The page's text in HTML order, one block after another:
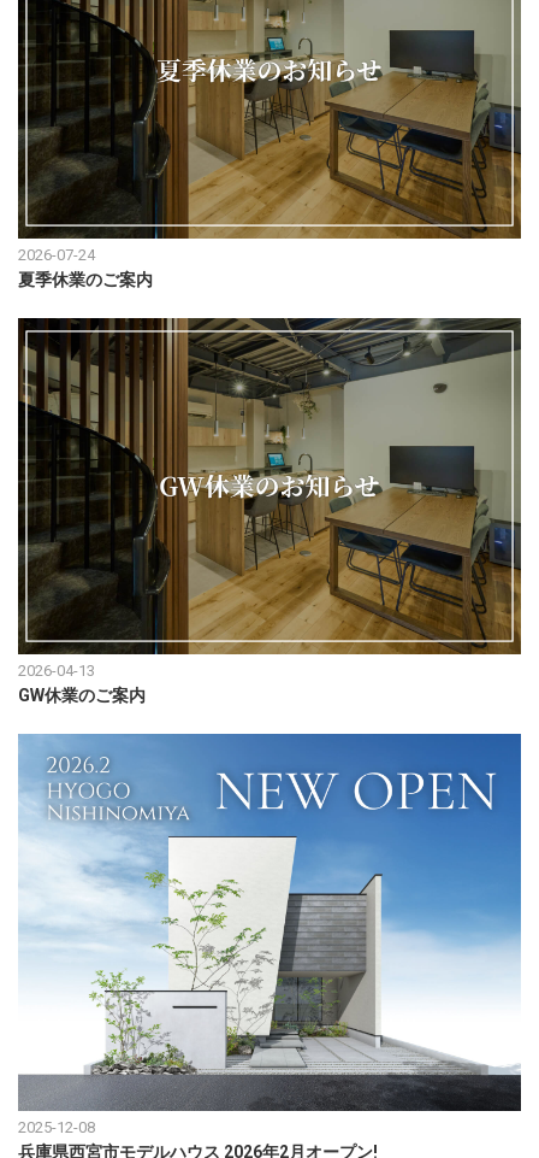
2026-07-24
夏季休業のご案内
2026-04-13
GW休業のご案内
2025-12-08
兵庫県西宮市モデルハウス 2026年2月オープン!